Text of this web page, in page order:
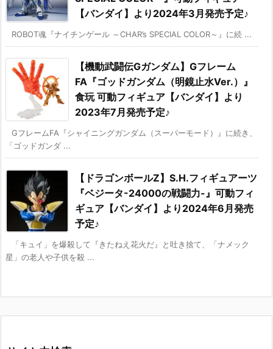
【バンダイ】より2024年3月発売予定♪
ROBOT魂『ナイチンゲール ～CHAR’s SPECIAL COLOR～』に続 ...
【機動武闘伝Gガンダム】Gフレーム
FA『ゴッドガンダム（明鏡止水Ver.）』
食玩 可動フィギュア【バンダイ】より
2023年7月発売予定♪
GフレームFA『シャイニングガンダム（スーパーモード）』に続き、
「ゴッドガンダ ...
【ドラゴンボールZ】S.H.フィギュアーツ
『ベジータ-24000の戦闘力-』可動フィ
ギュア【バンダイ】より2024年6月発売
予定♪
「キュイ」を爆殺して『きたねえ花火だ』と吐き捨て、「ナメック
星」の老人や子供を殺 ...